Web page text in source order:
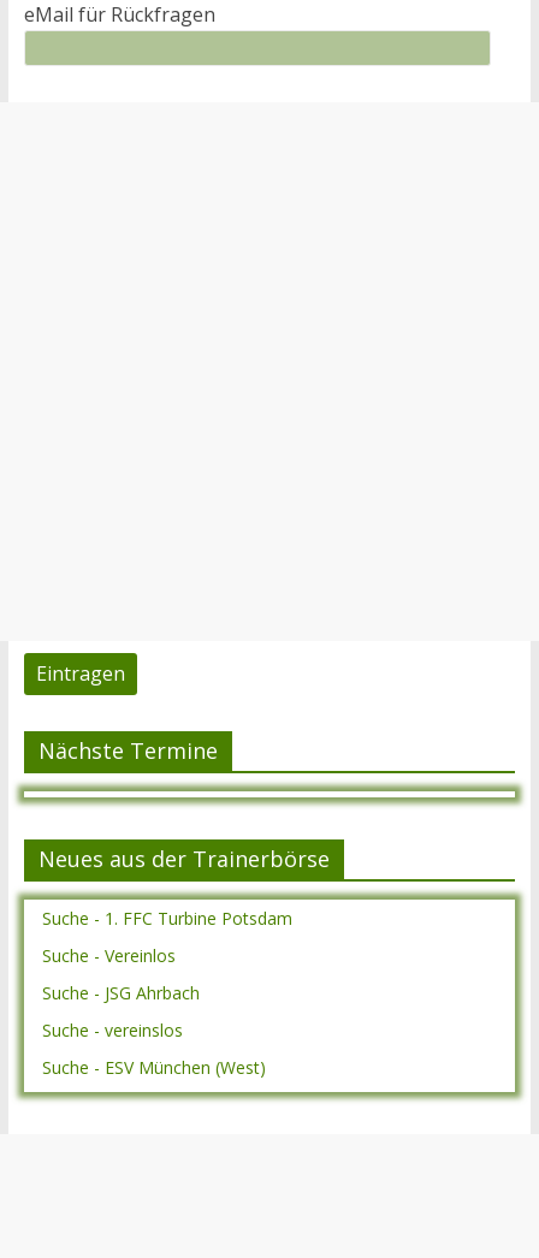
eMail für Rückfragen
Nächste Termine
Neues aus der Trainerbörse
Suche - 1. FFC Turbine Potsdam
Suche - Vereinlos
Suche - JSG Ahrbach
Suche - vereinslos
Suche - ESV München (West)